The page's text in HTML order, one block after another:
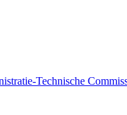
Technische